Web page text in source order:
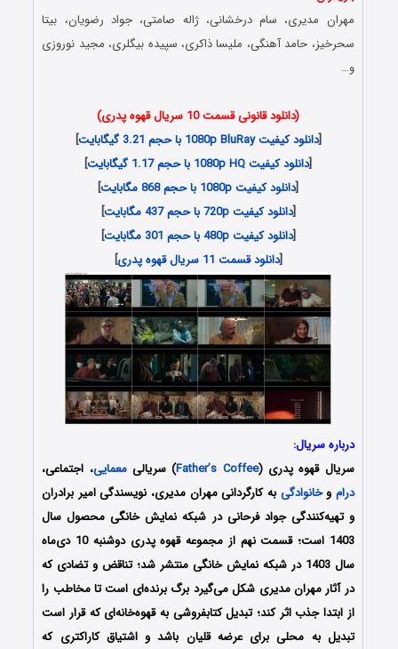
مهران مدیری، سام درخشانی، ژاله صامتی، جواد رضویان، بیتا
سحرخیز، حامد آهنگی، ملیسا ذاکری، سپیده بیگلری، مجید نوروزی
و…
(دانلود قانونی قسمت 10 سریال قهوه پدری)
[دانلود کیفیت 1080p BluRay با حجم 3.21 گیگابایت
]
[دانلود کیفیت 1080p HQ با حجم 1.17 گیگابایت
]
[دانلود کیفیت 1080p با حجم 868 مگابایت
]
[دانلود کیفیت 720p با حجم 437 مگابایت
]
[دانلود کیفیت 480p با حجم 301 مگابایت
]
[دانلود قسمت 11 سریال قهوه پدری ]
درباره سریال:
سریال قهوه پدری (Father’s Coffee) سریالیمعمایی، اجتماعی،
درام وخانوادگی به کارگردانی مهران مدیری، نویسندگی امیر برادران
و تهیه‌کنندگی جواد فرحانی در شبکه نمایش خانگی محصول سال
1403 است؛ قسمت نهم از مجموعه قهوه پدری دوشنبه 10 دی‌ماه
سال 1403 در شبکه نمایش خانگی منتشر شد؛ تناقض و تضادی که
در آثار مهران مدیری شکل می‌گیرد برگ برنده‌ای است تا مخاطب را
از ابتدا جذب اثر کند؛ تبدیل کتابفروشی به قهوه‌خانه‌ای که قرار است
تبدیل به محلی برای عرضه قلیان باشد و اشتیاق کاراکتری که